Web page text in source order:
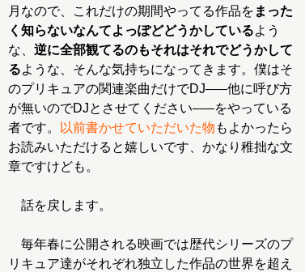
月なので、これだけの期間やってる作品を まった
く知らないなんてよっぽどどうかしているよう
な、 逆に全部観てるのもそれはそれでどうかして
るような、そんな気持ちになってきます。僕はそ
のプリキュアの関連楽曲だけでDJ–––他に呼び方
が無いのでDJとさせてください–––をやっている
者です。
以前書かせていただいた物 もよかったら
お読みいただけると嬉しいです、かなり稚拙な文
章ですけども。
話を戻します。
毎年春に公開される映画では歴代シリーズのプ
リキュア達がそれぞれ独立した作品の世界を超え